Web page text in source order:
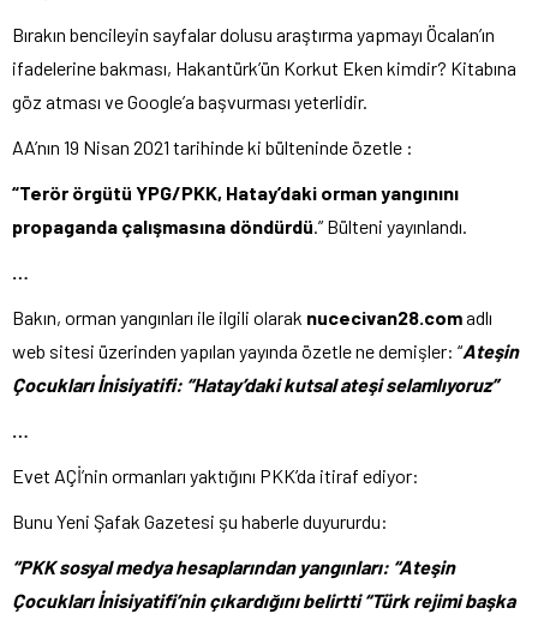
Bırakın bencileyin sayfalar dolusu araştırma yapmayı Öcalan’ın
ifadelerine bakması, Hakantürk’ün Korkut Eken kimdir? Kitabına
göz atması ve Google’a başvurması yeterlidir.
AA’nın 19 Nisan 2021 tarihinde ki bülteninde özetle :
“Terör örgütü YPG/PKK, Hatay’daki orman yangınını
propaganda çalışmasına döndürdü .” Bülteni yayınlandı.
Bakın, orman yangınları ile ilgili olarak nucecivan28.comadlı
web sitesi üzerinden yapılan yayında özetle ne demişler: “Ateşin
Çocukları İnisiyatifi: “Hatay’daki kutsal ateşi selamlıyoruz”
Evet AÇİ’nin ormanları yaktığını PKK’da itiraf ediyor:
Bunu Yeni Şafak Gazetesi şu haberle duyururdu:
“PKK sosyal medya hesaplarından yangınları: “Ateşin
Çocukları İnisiyatifi’nin çıkardığını belirtti “Türk rejimi başka